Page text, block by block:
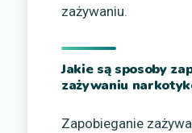
zażywaniu.
Jakie są sposoby
zażywaniu
Zapobieganie